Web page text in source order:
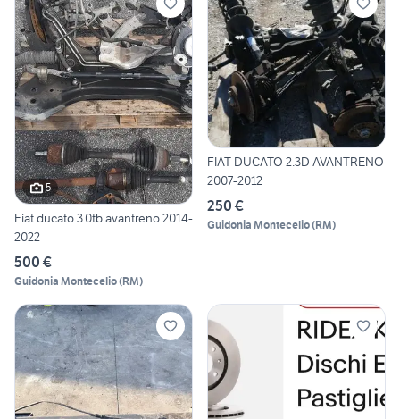
5
Fiat ducato 3.0tb avantreno 2014-
2022
500 €
Guidonia Montecelio(RM)
FIAT DUCATO 2.3D AVANTRENO
2007-2012
250 €
Guidonia Montecelio(RM)